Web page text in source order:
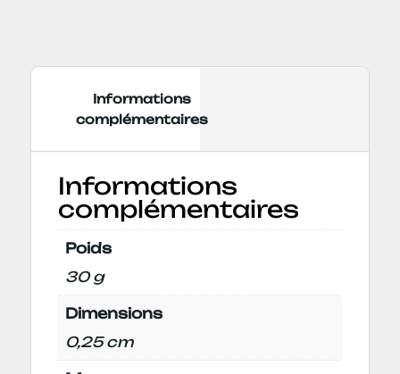
Informations
complémentaires
Informations
complémentaires
Poids
30 g
Dimensions
0,25 cm